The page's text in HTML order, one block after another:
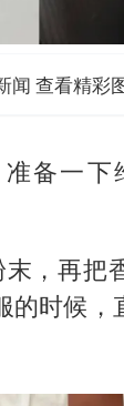
闻 查看精彩
备一下
，再把
的时候，